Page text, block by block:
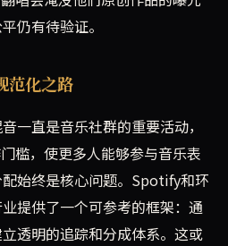
仍有待验证。
范化之路
一直是音乐社群的重要活动，
槛，使更多人能够参与音乐表
始终是核心问题。Spotify和环
提供了一个可参考的框架：通
透明的追踪和分成体系。这或